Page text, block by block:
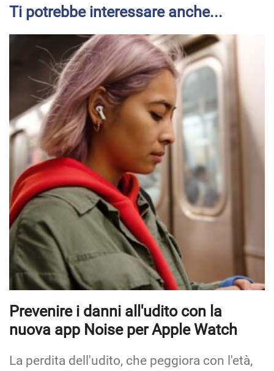
Ti potrebbe interessare anche...
Prevenire i danni all'udito con la
nuova app Noise per Apple Watch
La perdita dell'udito, che peggiora con l'età,